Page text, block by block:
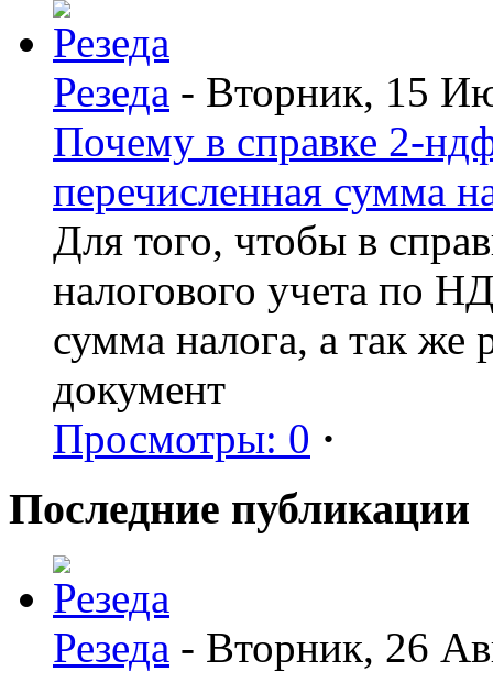
Резеда - Вторник, 15
Почему в справке 2-
перечисленная сумма
Для того, чтобы в
налогового учета по
сумма налога, а так же
документ
Просмотры: 0 ·
Последние публикации
Резеда - Вторник, 26